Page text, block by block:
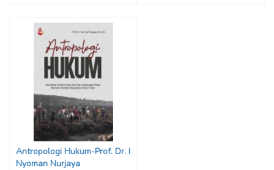
Antropologi Hukum-Prof. Dr. I
Nyoman Nurjaya